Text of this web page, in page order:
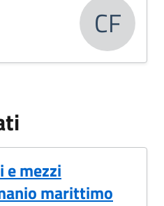
CF
e mezzi
marittimo